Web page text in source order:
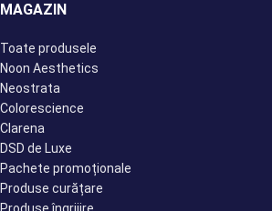
MAGAZIN
Toate produsele
Noon Aesthetics
Neostrata
Colorescience
Clarena
DSD de Luxe
Pachete promoționale
Produse curățare
Produse îngrijire